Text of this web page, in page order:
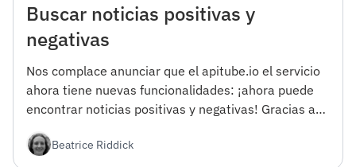
Buscar noticias positivas y
negativas
Nos complace anunciar que el apitube.io el servicio
ahora tiene nuevas funcionalidades: ¡ahora puede
encontrar noticias positivas y negativas! Gracias a
completa de lo que está sucediendo en el mundo,
Beatrice Riddick